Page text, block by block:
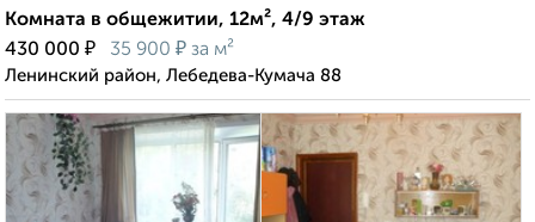
Комната в общежитии, 12м², 4/9 этаж
430 000 ₽ 35 900 ₽ за м²
Ленинский район, Лебедева-Кумача 88